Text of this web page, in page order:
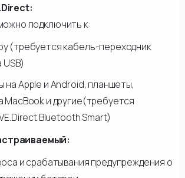
подключить к:
(требуется кабель-переходник
Apple и Android, планшеты,
MacBook и другие(требуется
Bluetooth Smart)
и срабатывания предупреждения о